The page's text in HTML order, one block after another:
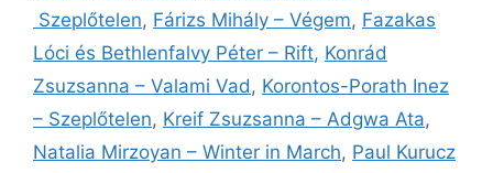
Szeplőtelen, Fárizs Mihály – Végem, Fazakas
Lóci és Bethlenfalvy Péter – Rift, Konrád
Zsuzsanna – Valami Vad, Korontos-Porath Inez
– Szeplőtelen, Kreif Zsuzsanna – Adgwa Ata,
Natalia Mirzoyan – Winter in March, Paul Kurucz